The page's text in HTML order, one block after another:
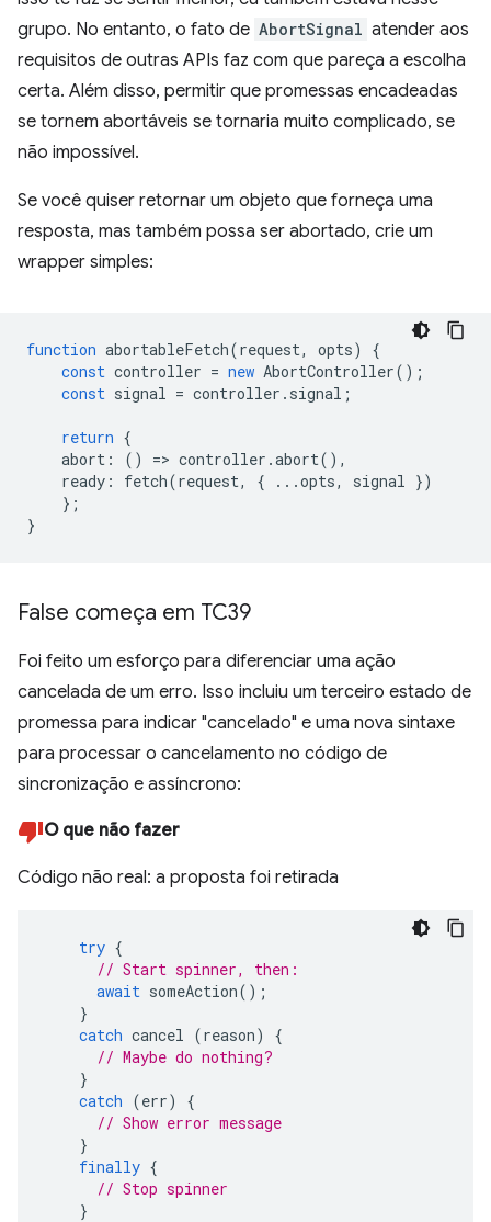
grupo. No entanto, o fato de AbortSignal atender aos
requisitos de outras APIs faz com que pareça a escolha
certa. Além disso, permitir que promessas encadeadas
se tornem abortáveis se tornaria muito complicado, se
não impossível.
Se você quiser retornar um objeto que forneça uma
resposta, mas também possa ser abortado, crie um
wrapper simples:
function abortableFetch(request, opts)
{
const controller = new AbortController();
const signal = controller . signal ;
return {
abort : () => controller .abort(),
ready : fetch(request, { ...opts, signal })
};
}
False começa em TC39
Foi feito um esforço para diferenciar uma ação
cancelada de um erro. Isso incluiu um terceiro estado de
promessa para indicar "cancelado" e uma nova sintaxe
para processar o cancelamento no código de
sincronização e assíncrono:
O que não fazer
Código não real: a proposta foi retirada
try {
// Start spinner, then:
await someAction();
}
catch cancel (reason)
{
// Maybe do nothing?
}
catch (err)
{
// Show error message
}
finally {
// Stop spinner
}